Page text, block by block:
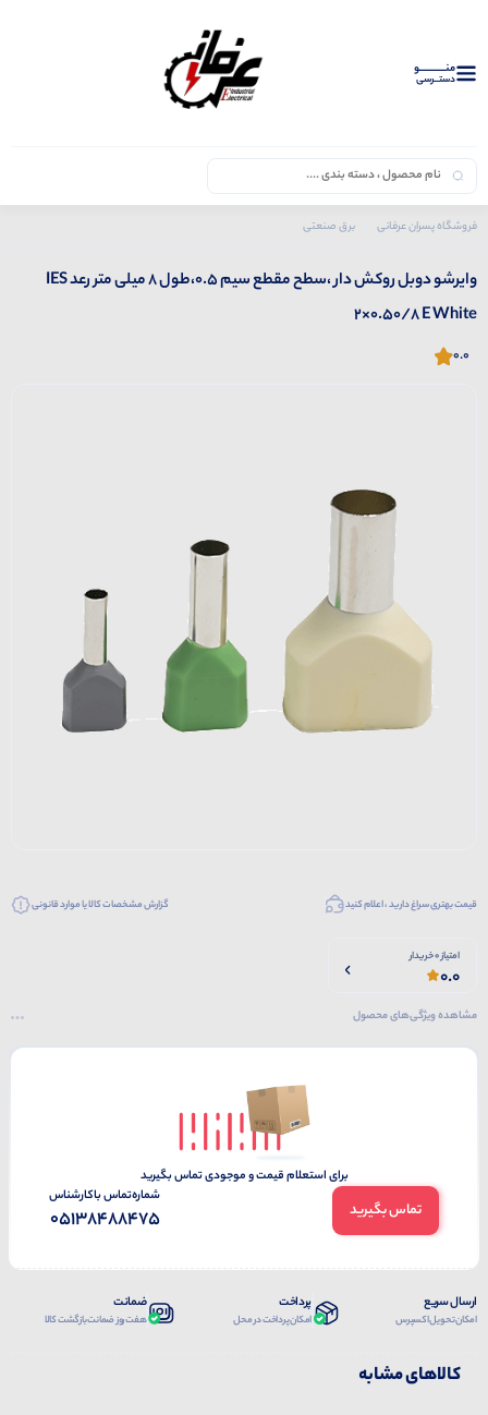
منــــــــــــو
دستــرسی
فروشگاه پسران عرفانی برق صنعتی
وایرشو دوبل روکش دار ،سطح مقطع سیم 0.5،طول 8 میلی متر رعد IES
2×0.50/8 E White
0.0
قیمت بهتری سراغ دارید ، اعلام کنید گزارش مشخصات کالا یا موارد قانونی
امتیاز 0 خریدار
0.0
مشاهده ویژگی‌های محصول
برای استعلام قیمت و موجودی تماس بگیرید
تماس بگیرید
شماره‌تماس‌ با‌کارشناس
05138488475
ارسال سریع
امکان تحویل اکسپرس
پرداخت
امکان پرداخت در محل
ضمانت
هفت روز ضمانت بازگشت کالا
کالاهای مشابه